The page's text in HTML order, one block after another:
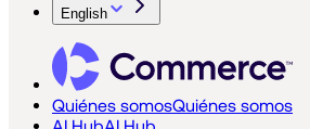
English
Quiénes somosQuiénes somos